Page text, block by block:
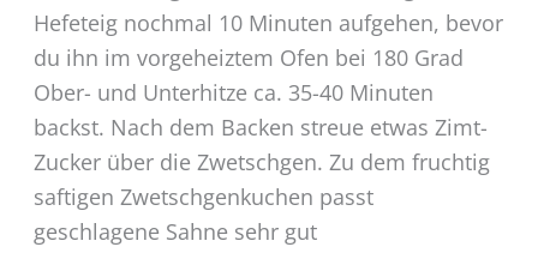
Hefeteig nochmal 10 Minuten aufgehen, bevor
du ihn im vorgeheiztem Ofen bei 180 Grad
Ober- und Unterhitze ca. 35-40 Minuten
backst. Nach dem Backen streue etwas Zimt-
Zucker über die Zwetschgen. Zu dem fruchtig
saftigen Zwetschgenkuchen passt
geschlagene Sahne sehr gut